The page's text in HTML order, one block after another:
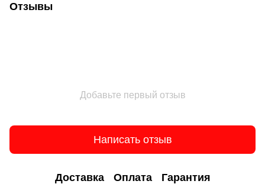
Отзывы
Добавьте первый отзыв
Написать отзыв
Доставка Оплата Гарантия